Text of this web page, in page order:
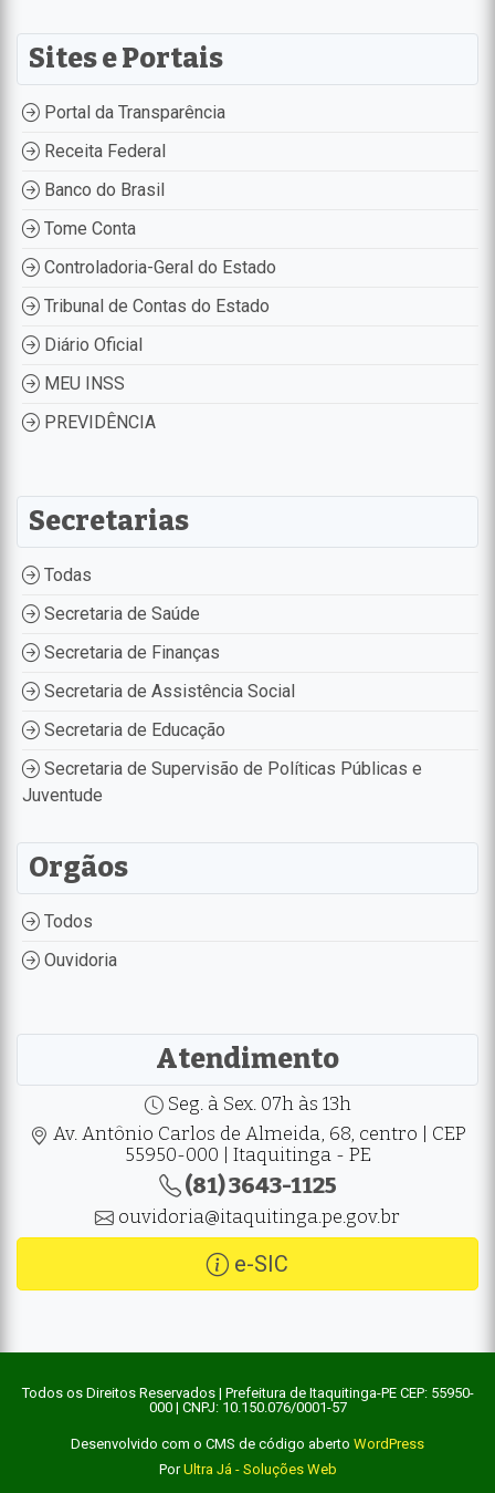
Sites e Portais
Portal da Transparência
Receita Federal
Banco do Brasil
Tome Conta
Controladoria-Geral do Estado
Tribunal de Contas do Estado
Diário Oficial
MEU INSS
PREVIDÊNCIA
Secretarias
Todas
Secretaria de Saúde
Secretaria de Finanças
Secretaria de Assistência Social
Secretaria de Educação
Secretaria de Supervisão de Políticas Públicas e
Juventude
Orgãos
Todos
Ouvidoria
Atendimento
Seg. à Sex. 07h às 13h
Av. Antônio Carlos de Almeida, 68, centro | CEP
55950-000 | Itaquitinga - PE
(81) 3643-1125
ouvidoria@itaquitinga.pe.gov.br
e-SIC
Todos os Direitos Reservados | Prefeitura de Itaquitinga-PE CEP: 55950-
000 | CNPJ: 10.150.076/0001-57
Desenvolvido com o CMS de código aberto WordPress
PorUltra Já - Soluções Web